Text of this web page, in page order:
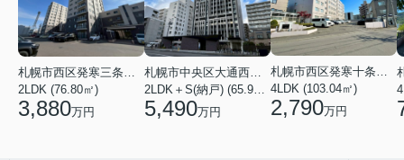
2LDK (76.80㎡)
3,880万円 5,490万円
札幌市西区発寒十条２丁目
4LDK (103.04㎡)
2,790万円